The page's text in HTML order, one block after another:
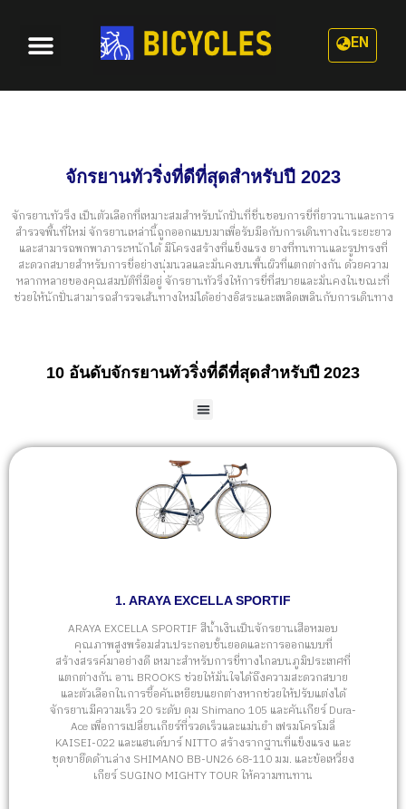
EN
จักรยานทัวริ่งที่ดีที่สุดสำหรับปี 2023
จักรยานทัวริ่ง เป็นตัวเลือกที่เหมาะสมสำหรับนักปั่นที่ชื่นชอบการขี่ที่ยาวนานและการ
สำรวจพื้นที่ใหม่ จักรยานเหล่านี้ถูกออกแบบมาเพื่อรับมือกับการเดินทางในระยะยาว
และสามารถพกพาภาระหนักได้ มีโครงสร้างที่แข็งแรง ยางที่ทนทานและรูปทรงที่
สะดวกสบายสำหรับการขี่อย่างนุ่มนวลและมั่นคงบนพื้นผิวที่แตกต่างกัน ด้วยความ
หลากหลายของคุณสมบัติที่มีอยู่ จักรยานทัวริ่งให้การขี่ที่สบายและมั่นคงในขณะที่
ช่วยให้นักปั่นสามารถสำรวจเส้นทางใหม่ได้อย่างอิสระและเพลิดเพลินกับการเดินทาง
10 อันดับจักรยานทัวริ่งที่ดีที่สุดสำหรับปี 2023
1. ARAYA EXCELLA SPORTIF
ARAYA EXCELLA SPORTIF สีน้ำเงินเป็นจักรยานเสือหมอบ
คุณภาพสูงพร้อมส่วนประกอบชั้นยอดและการออกแบบที่
สร้างสรรค์มาอย่างดี เหมาะสำหรับการขี่ทางไกลบนภูมิประเทศที่
แตกต่างกัน อาน BROOKS ช่วยให้มั่นใจได้ถึงความสะดวกสบาย
และตัวเลือกในการซื้อคันเหยียบแยกต่างหากช่วยให้ปรับแต่งได้
จักรยานมีความเร็ว 20 ระดับ ดุม Shimano 105 และคันเกียร์ Dura-
Ace เพื่อการเปลี่ยนเกียร์ที่รวดเร็วและแม่นยำ เฟรมโครโมลี่
KAISEI-022 และแฮนด์บาร์ NITTO สร้างรากฐานที่แข็งแรง และ
ชุดขายึดด้านล่าง SHIMANO BB-UN26 68-110 มม. และข้อเหวี่ยง
เกียร์ SUGINO MIGHTY TOUR ให้ความทนทาน